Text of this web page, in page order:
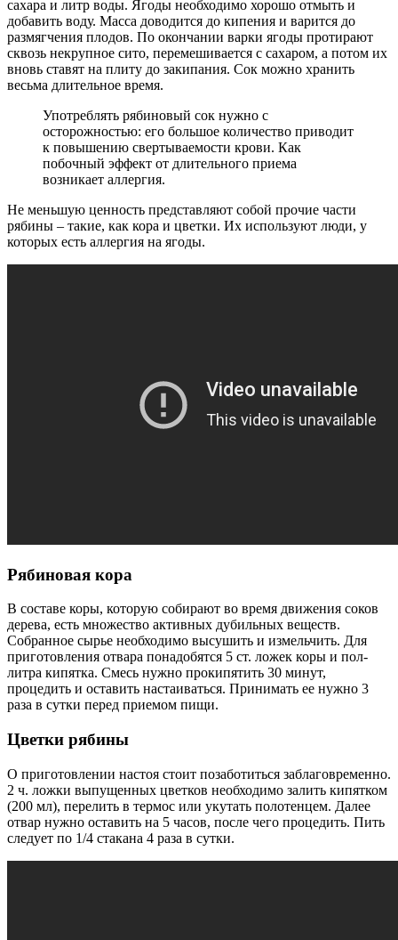
сахара и литр воды. Ягоды необходимо хорошо отмыть и
добавить воду. Масса доводится до кипения и варится до
размягчения плодов. По окончании варки ягоды протирают
сквозь некрупное сито, перемешивается с сахаром, а потом их
вновь ставят на плиту до закипания. Сок можно хранить
весьма длительное время.
Употреблять рябиновый сок нужно с
осторожностью: его большое количество приводит
к повышению свертываемости крови. Как
побочный эффект от длительного приема
возникает аллергия.
Не меньшую ценность представляют собой прочие части
рябины – такие, как кора и цветки. Их используют люди, у
которых есть аллергия на ягоды.
Рябиновая кора
В составе коры, которую собирают во время движения соков
дерева, есть множество активных дубильных веществ.
Собранное сырье необходимо высушить и измельчить. Для
приготовления отвара понадобятся 5 ст. ложек коры и пол-
литра кипятка. Смесь нужно прокипятить 30 минут,
процедить и оставить настаиваться. Принимать ее нужно 3
раза в сутки перед приемом пищи.
Цветки рябины
О приготовлении настоя стоит позаботиться заблаговременно.
2 ч. ложки выпущенных цветков необходимо залить кипятком
(200 мл), перелить в термос или укутать полотенцем. Далее
отвар нужно оставить на 5 часов, после чего процедить. Пить
следует по 1/4 стакана 4 раза в сутки.